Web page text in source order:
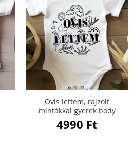
Ovis lettem, rajzolt
mintákkal gyerek body
4990 Ft